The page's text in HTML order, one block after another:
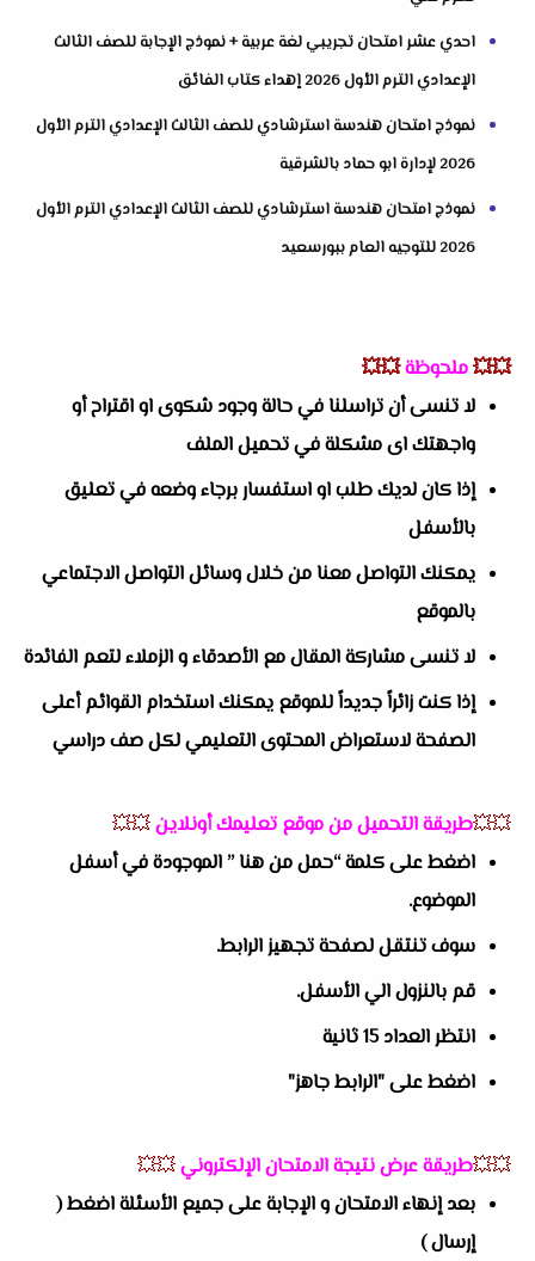
احدي عشر امتحان تجريبي لغة عربية + نموذج الإجابة للصف الثالث
الإعدادي الترم الأول 2026 إهداء كتاب الفائق
نموذج امتحان هندسة استرشادي للصف الثالث الإعدادي الترم الأول
2026 لإدارة ابو حماد بالشرقية
نموذج امتحان هندسة استرشادي للصف الثالث الإعدادي الترم الأول
2026 للتوجيه العام ببورسعيد
💥💥ملحوظة💥💥
لا تنسى أن تراسلنا في حالة وجود شكوى او اقتراح أو
واجهتك اى مشكلة في تحميل الملف
إذا كان لديك طلب او استفسار برجاء وضعه في تعليق
بالأسفل
يمكنك التواصل معنا من خلال وسائل التواصل الاجتماعي
بالموقع
لا تنسى مشاركة المقال مع الأصدقاء و الزملاء لتعم الفائدة
إذا كنت زائراً جديداً للموقع يمكنك استخدام القوائم أعلى
الصفحة لاستعراض المحتوى التعليمي لكل صف دراسي
💥💥طريقة التحميل من موقع تعليمك أونلاين💥💥
اضغط على كلمة “حمل من هنا ” الموجودة في أسفل
الموضوع.
سوف تنتقل لصفحة تجهيز الرابط.
قم بالنزول الي الأسفل.
انتظر العداد 15 ثانية
اضغط على "الرابط جاهز"
💥💥طريقة عرض نتيجة الامتحان الإلكتروني💥💥
بعد إنهاء الامتحان و الإجابة على جميع الأسئلة اضغط (
إرسال )